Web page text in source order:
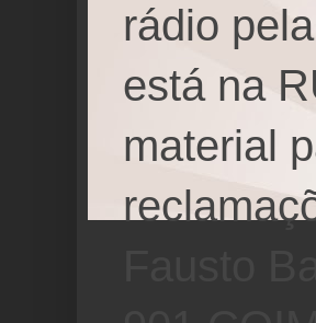
rádio
está na
material